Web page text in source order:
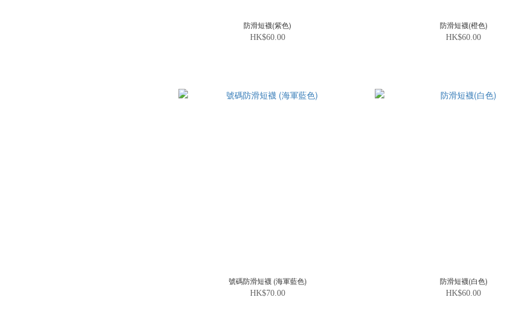
防滑短襪(紫色)
HK$60.00
防滑短襪(橙色)
HK$60.00
號碼防滑短襪 (海軍藍色)
HK$70.00
防滑短襪(白色)
HK$60.00